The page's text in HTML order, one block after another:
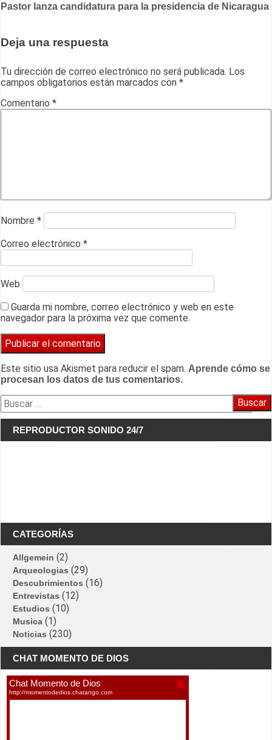
de
Pastor lanza candidatura para la presidencia de Nicaragua
Deja una respuesta
Tu dirección de correo electrónico no será publicada. Los
campos obligatorios están marcados con *
Comentario *
Nombre *
Correo electrónico *
Web
Guarda mi nombre, correo electrónico y web en este
navegador para la próxima vez que comente.
Este sitio usa Akismet para reducir el spam. Aprende cómo se
procesan los datos de tus comentarios.
Buscar:
REPRODUCTOR SONIDO 24/7
CATEGORÍAS
Allgemein (2)
Arqueologias (29)
Descubrimientos (16)
Entrevistas (12)
Estudios (10)
Musica (1)
Noticias (230)
CHAT MOMENTO DE DIOS